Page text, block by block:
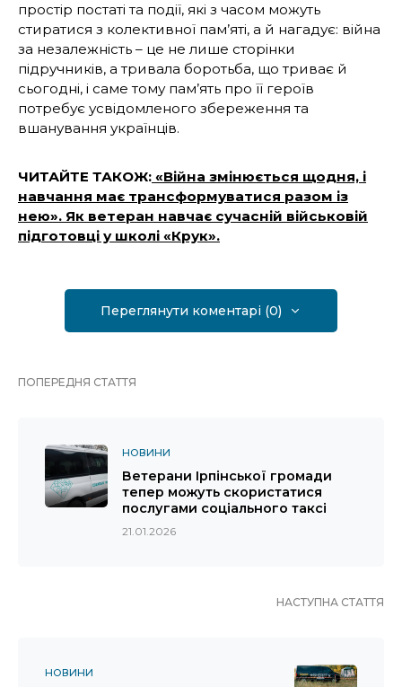
простір постаті та події, які з часом можуть
стиратися з колективної пам’яті, а й нагадує: війна
за незалежність – це не лише сторінки
підручників, а тривала боротьба, що триває й
сьогодні, і саме тому пам’ять про її героїв
потребує усвідомленого збереження та
вшанування українців.
ЧИТАЙТЕ ТАКОЖ: «Війна змінюється щодня, і
навчання має трансформуватися разом із
нею». Як ветеран навчає сучасній військовій
підготовці у школі «Крук».
Переглянути коментарі (0)
ПОПЕРЕДНЯ СТАТТЯ
НОВИНИ
Ветерани Ірпінської громади
тепер можуть скористатися
послугами соціального таксі
21.01.2026
НАСТУПНА СТАТТЯ
НОВИНИ